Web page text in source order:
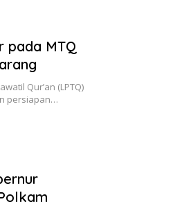
pada MTQ
Qur’an (LPTQ)
persiapan…